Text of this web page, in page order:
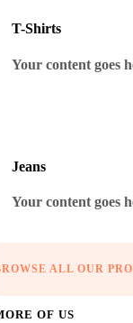
T-Shirts
Your content goes
Jeans
Your content goes
ALL OUR
OF US
CH-1C